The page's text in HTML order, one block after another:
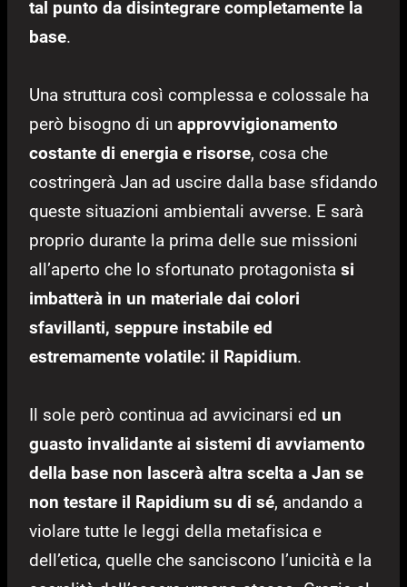
tal punto da disintegrare completamente la
base.
Una struttura così complessa e colossale ha
però bisogno di un approvvigionamento
costante di energia e risorse, cosa che
costringerà Jan ad uscire dalla base sfidando
queste situazioni ambientali avverse. E sarà
proprio durante la prima delle sue missioni
all’aperto che lo sfortunato protagonista si
imbatterà in un materiale dai colori
sfavillanti, seppure instabile ed
estremamente volatile: il Rapidium.
Il sole però continua ad avvicinarsi ed un
guasto invalidante ai sistemi di avviamento
della base non lascerà altra scelta a Jan se
non testare il Rapidium su di sé, andando a
violare tutte le leggi della metafisica e
dell’etica, quelle che sanciscono l’unicità e la